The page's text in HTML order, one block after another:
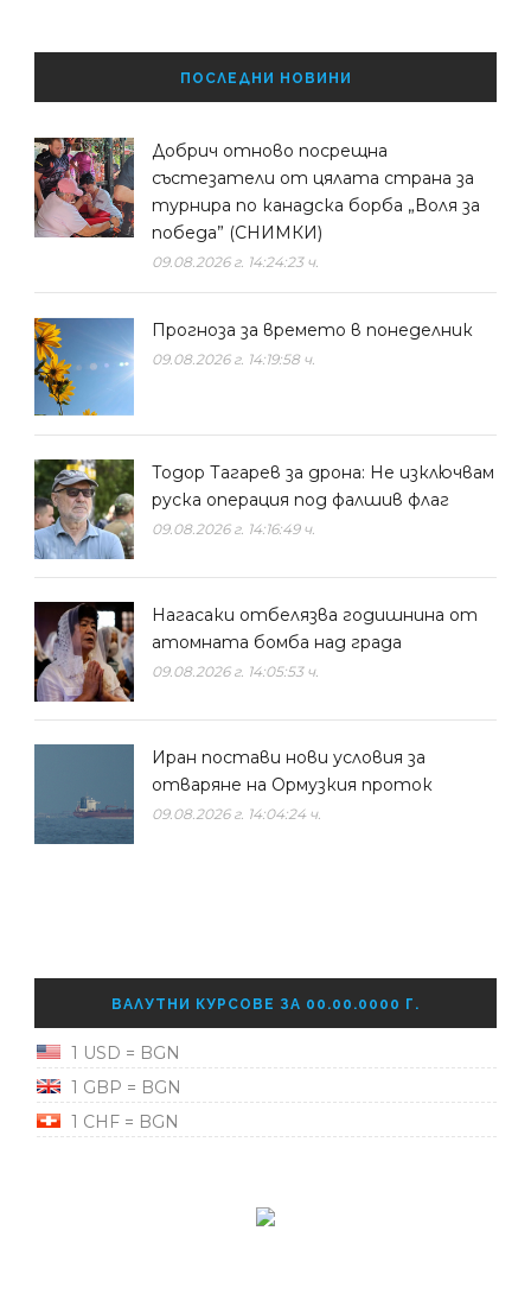
ПОСЛЕДНИ НОВИНИ
Добрич отново посрещна
състезатели от цялата страна за
турнира по канадска борба „Воля за
победа” (СНИМКИ)
09.08.2026 г. 14:24:23 ч.
Прогноза за времето в понеделник
09.08.2026 г. 14:19:58 ч.
Тодор Тагарев за дрона: Не изключвам
руска операция под фалшив флаг
09.08.2026 г. 14:16:49 ч.
Нагасаки отбелязва годишнина от
атомната бомба над града
09.08.2026 г. 14:05:53 ч.
Иран постави нови условия за
отваряне на Ормузкия проток
09.08.2026 г. 14:04:24 ч.
ВАЛУТНИ КУРСОВЕ ЗА 00.00.0000 Г.
1 USD = BGN
1 GBP = BGN
1 CHF = BGN